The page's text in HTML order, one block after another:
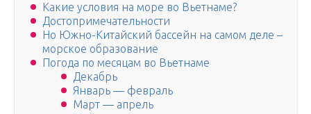
Какие условия на море во Вьетнаме?
Достопримечательности
Но Южно-Китайский бассейн на самом деле –
морское образование
Погода по месяцам во Вьетнаме
Декабрь
Январь — февраль
Март — апрель